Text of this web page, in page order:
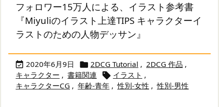
フォロワー15万人による、イラスト参考書
『Miyuliのイラスト上達TIPS キャラクターイ
ラストのための人物デッサン』
 2020年6月9日  2DCG Tutorial , 2DCG 作品 ,
キャラクター , 書籍関連  イラスト ,
キャラクターCG , 年齢-青年 , 性別-女性 , 性別-男性